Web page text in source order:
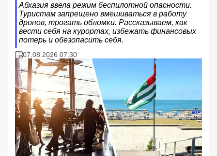
Абхазия ввела режим беспилотной опасности.
Туристам запрещено вмешиваться в работу
дронов, трогать обломки. Рассказываем, как
вести себя на курортах, избежать финансовых
потерь и обезопасить себя.
07.08.2026 07:30